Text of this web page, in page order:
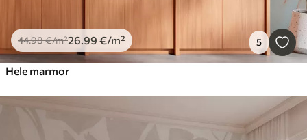
44.98€/m²26.99 €/m² 5
Hele marmor